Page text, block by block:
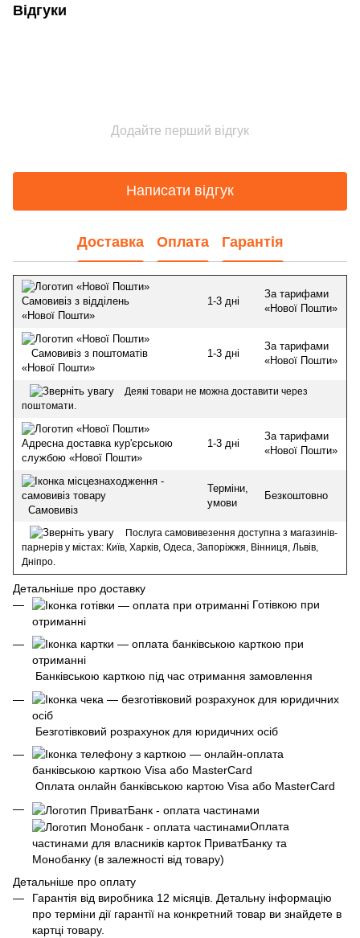
Відгуки
Додайте перший відгук
Написати відгук
Доставка Оплата Гарантія
Самовивіз з відділень
«Нової Пошти»
1-3 дні
За тарифами
«Нової Пошти»
Самовивіз з поштоматів
«Нової Пошти»
1-3 дні
За тарифами
«Нової Пошти»
Деякі товари не можна доставити через
поштомати.
Адресна доставка кур'єрською
службою «Нової Пошти»
1-3 дні
За тарифами
«Нової Пошти»
Самовивіз
Терміни,
умови
Безкоштовно
Послуга самовивезення доступна з магазинів-
парнерів у містах: Київ, Харків, Одеса, Запоріжжя, Вінниця, Львів,
Дніпро.
Детальніше про доставку
Готівкою при
отриманні
Банківською карткою під час отримання замовлення
Безготівковий розрахунок для юридичних осіб
Оплата онлайн банківською картою Visa або MasterCard
Оплата
частинами для власників карток ПриватБанку та
Монобанку (в залежності від товару)
Детальніше про оплату
Гарантія від виробника 12 місяців. Детальну інформацію
про терміни дії гарантії на конкретний товар ви знайдете в
картці товару.